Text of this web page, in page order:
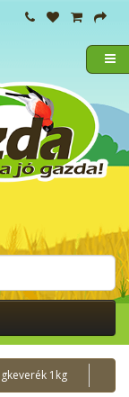
1kg